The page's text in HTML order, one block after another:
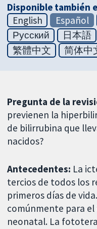
Disponible también
English
Español
Русский
日本語
繁體中文
简体中
Pregunta de la
previenen la
de bilirrubina que
nacidos?
Antecedentes: La
tercios de todos los
primeros días de
comúnmente para
neonatal. La